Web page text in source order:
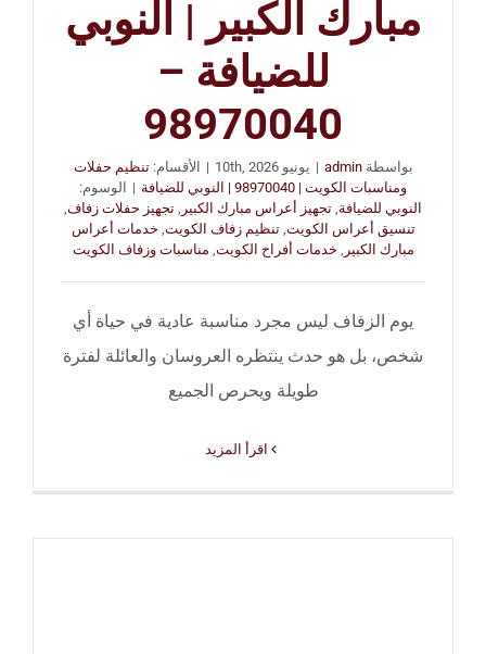
مبارك الكبير | النوبي
للضيافة –
98970040
بواسطةadmin
| يونيو 10th, 2026 | الأقسام:تنظيم حفلات
ومناسبات الكويت | 98970040 | النوبي للضيافة
|
الوسوم:
النوبي للضيافة, تجهيز أعراس مبارك الكبير , تجهيز حفلات زفاف,
تنسيق أعراس الكويت,تنظيم زفاف الكويت, خدمات أعراس
مبارك الكبير , خدمات أفراح الكويت, مناسبات وزفاف الكويت
يوم الزفاف ليس مجرد مناسبة عادية في حياة أي
شخص، بل هو حدث ينتظره العروسان والعائلة لفترة
طويلة ويحرص الجميع